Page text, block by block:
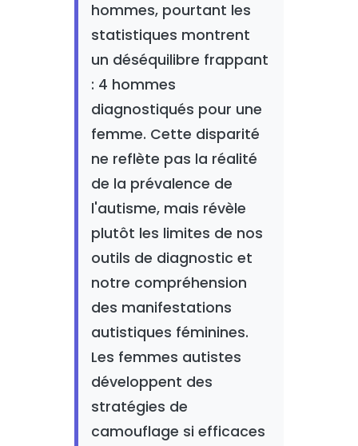
hommes, pourtant les
statistiques montrent
un déséquilibre frappant
: 4 hommes
diagnostiqués pour une
femme. Cette disparité
ne reflète pas la réalité
de la prévalence de
l'autisme, mais révèle
plutôt les limites de nos
outils de diagnostic et
notre compréhension
des manifestations
autistiques féminines.
Les femmes autistes
développent des
stratégies de
camouflage si efficaces